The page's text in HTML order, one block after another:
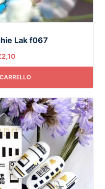
Lak f067
2,10